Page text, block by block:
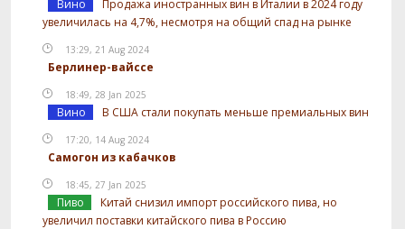
Вино
Продажа иностранных вин в Италии в 2024 году
увеличилась на 4,7%, несмотря на общий спад на рынке
13:29, 21 Aug 2024
Берлинер-вайссе
18:49, 28 Jan 2025
Вино В США стали покупать меньше премиальных вин
17:20, 14 Aug 2024
Самогон из кабачков
18:45, 27 Jan 2025
Пиво
Китай снизил импорт российского пива, но
увеличил поставки китайского пива в Россию